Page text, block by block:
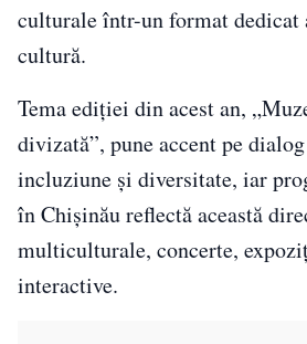
culturale într-un format
cultură.
Tema ediției din acest an,
divizată”, pune accent pe
incluziune și diversitate, iar
în Chișinău reflectă această
multiculturale, concerte,
interactive.